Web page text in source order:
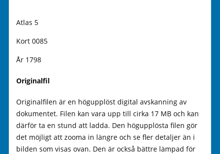
Atlas 5
Kort 0085
År 1798
Originalfil
Originalfilen är en högupplöst digital avskanning av
dokumentet. Filen kan vara upp till cirka 17 MB och kan
därför ta en stund att ladda. Den högupplösta filen gör
det möjligt att zooma in längre och se fler detaljer än i
bilden som visas ovan. Den är också bättre lämpad för